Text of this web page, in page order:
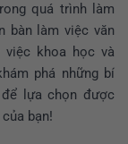
quá trình làm
bàn làm việc văn
khoa học và
phá những bí
lựa chọn được
bạn!